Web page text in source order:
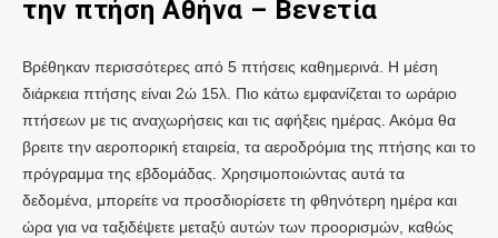
την πτήση Αθήνα – Βενετία
Βρέθηκαν περισσότερες από 5 πτήσεις καθημερινά. Η μέση
διάρκεια πτήσης είναι 2ώ 15λ. Πιο κάτω εμφανίζεται το ωράριο
πτήσεων με τις αναχωρήσεις και τις αφήξεις ημέρας. Ακόμα θα
βρειτε την αεροπορική εταιρεία, τα αεροδρόμια της πτήσης και το
πρόγραμμα της εβδομάδας. Χρησιμοποιώντας αυτά τα
δεδομένα, μπορείτε να προσδιορίσετε τη φθηνότερη ημέρα και
ώρα για να ταξιδέψετε μεταξύ αυτών των προορισμών, καθώς